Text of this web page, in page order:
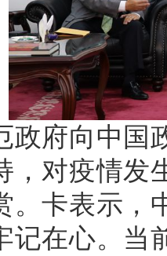
府向中国政
，对疫情发
。卡表示，
记在心。当